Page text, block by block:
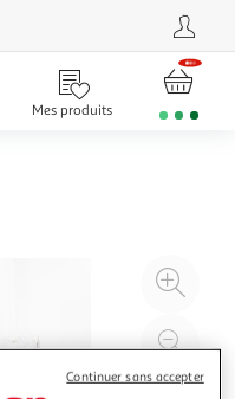
Mes produits
à
Continuer sans accepter